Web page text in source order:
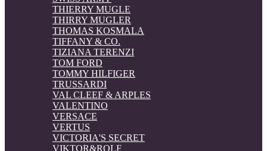
THIERRY MUGLE
THIRRY MUGLER
THOMAS KOSMALA
TIFFANY & CO.
TIZIANA TERENZI
TOM FORD
TOMMY HILFIGER
TRUSSARDI
VAL CLEEF & ARPLES
VALENTINO
VERSACE
VERTUS
VICTORIA'S SECRET
VIKTOR&ROLF